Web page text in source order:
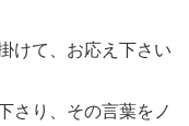
けて、お応え下さい
さり、その言葉をノ